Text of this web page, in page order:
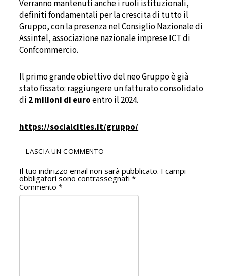
Verranno mantenuti anche i ruoli istituzionali,
definiti fondamentali per la crescita di tutto il
Gruppo, con la presenza nel Consiglio Nazionale di
Assintel, associazione nazionale imprese ICT di
Confcommercio.
Il primo grande obiettivo del neo Gruppo è già
stato fissato: raggiungere un fatturato consolidato
di 2 milioni di euroentro il 2024.
https://socialcities.it/gruppo/
LASCIA UN COMMENTO
Il tuo indirizzo email non sarà pubblicato. I campi
obbligatori sono contrassegnati*
Commento*